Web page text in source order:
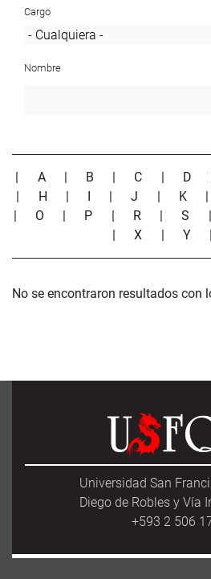
Cargo
Nombre
| A | B | C | D
| H | I |J | K
| O | P | R |S
|X | Y
No se encontraron resultados con
Universidad San
Diego de Robles y Vía
+593 2 506